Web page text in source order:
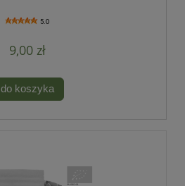
5.0
9,00 zł
do koszyka